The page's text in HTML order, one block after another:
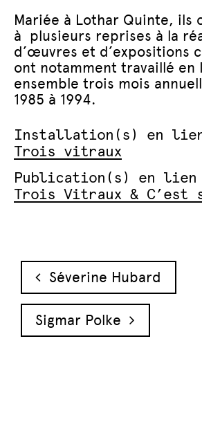
Mariée à Lothar Quinte, ils
à plusieurs reprises à la
d’œuvres et d’expositions
ont notamment travaillé en
ensemble trois mois
1985 à 1994.
Installation(s) en
Trois vitraux
Publication(s) en lien
Trois Vitraux & C’est
Navigation des
Séverine Hubard
Sigmar Polke